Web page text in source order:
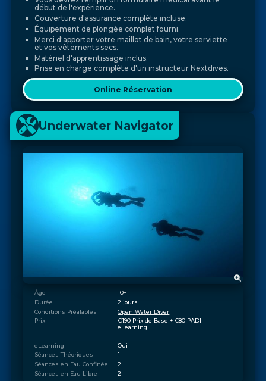
début de l'expérience.
Couverture d'assurance complète incluse.
Équipement de plongée complet fourni.
Merci d'apporter votre maillot de bain, votre serviette
et vos vêtements secs.
Matériel d'apprentissage inclus.
Prise en charge complète d'un instructeur Nextdives.
Online Réservation
Underwater Navigator
Âge
10+
Durée
2 jours
Conditions Préalables
Open Water Diver
Prix
€190 Prix de Base + €80 PADI
eLearning
eLearning
Oui
Séances Théoriques
1
Séances en Eau Confinée
2
Séances en Eau Libre
2